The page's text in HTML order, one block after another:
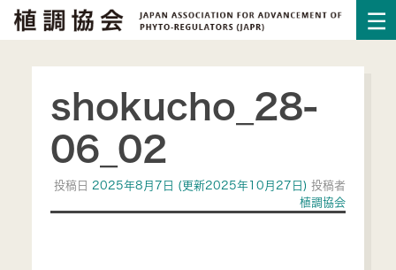
shokucho_28-
06_02
投稿日 2025年8月7日 (更新2025年10月27日)投稿者
植調協会